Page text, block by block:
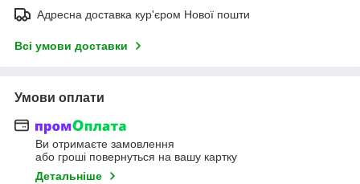
Адресна доставка кур'єром Нової пошти
Всі умови доставки
Умови оплати
Ви отримаєте замовлення
або гроші повернуться на вашу картку
Детальніше